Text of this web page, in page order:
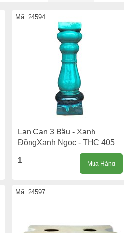
Mã: 24594
Lan Can 3 Bầu - Xanh
ĐồngXanh Ngọc - THC 405
1 Mua Hàng
Mã: 24597